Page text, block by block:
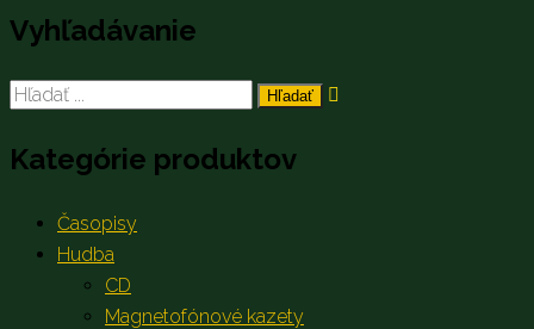
Vyhľadávanie
Search
Kategórie produktov
Časopisy
Hudba
CD
Magnetofónové kazety